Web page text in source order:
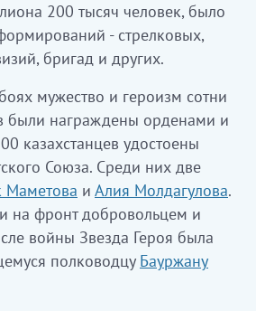
200 тысяч человек, было
- стрелковых,
бригад и других.
мужество и героизм сотни
были награждены орденами и
казахстанцев удостоены
Союза. Среди них две
и Алия Молдагулова.
на фронт добровольцем и
войны Звезда Героя была
полководцу Бауржану